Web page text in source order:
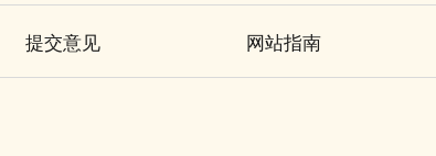
提交意见 网站指南